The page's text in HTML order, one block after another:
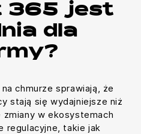
365 jest
dla
chmurze sprawiają, że
stają się wydajniejsze niż
w ekosystemach
regulacyjne, takie jak